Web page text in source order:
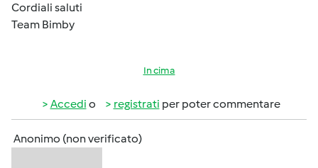
Cordiali saluti
Team Bimby
In cima
Accedi o registrati per poter commentare
Anonimo (non verificato)